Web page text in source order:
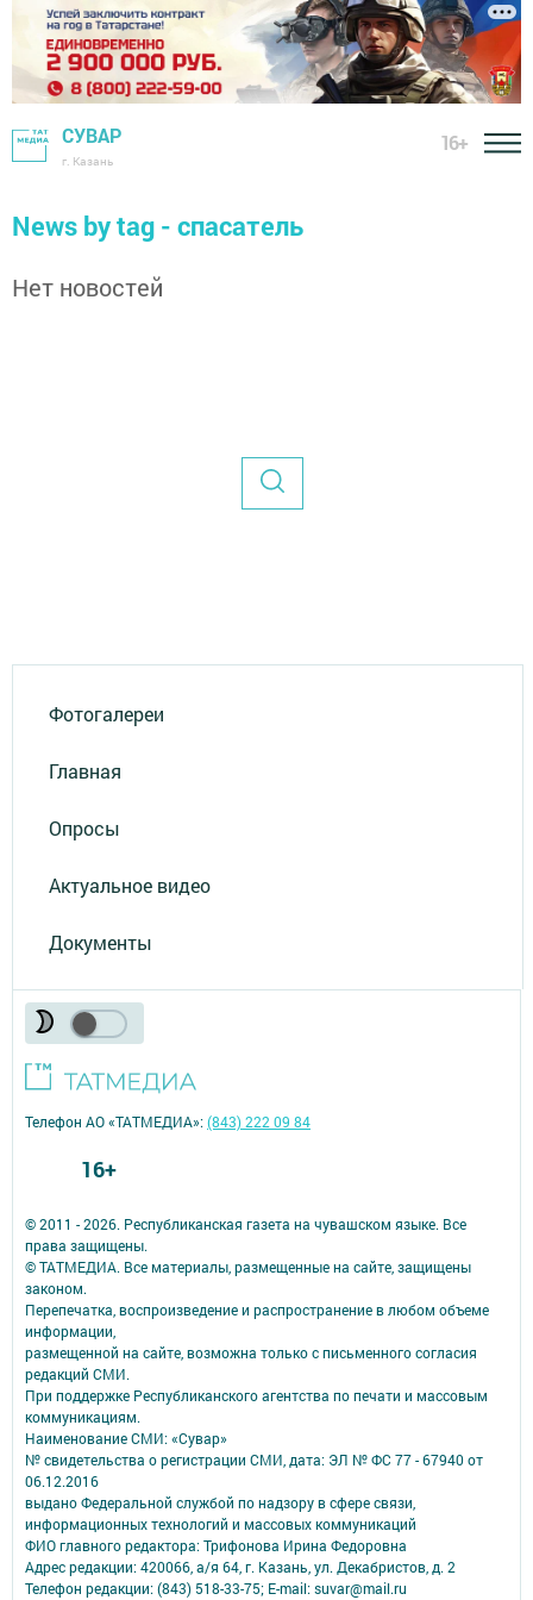
СУВАР
г. Казань
16+
News by tag - спасатель
Нет новостей
Фотогалереи
Главная
Опросы
Актуальное видео
Документы
© 2011 - 2026. Республиканская газета на чувашском языке. Все
права защищены.
© ТАТМЕДИА. Все материалы, размещенные на сайте, защищены
законом.
Перепечатка, воспроизведение и распространение в любом объеме
информации,
размещенной на сайте, возможна только с письменного согласия
редакций СМИ.
При поддержке Республиканского агентства по печати и массовым
коммуникациям.
Наименование СМИ: «Сувар»
№ свидетельства о регистрации СМИ, дата: ЭЛ № ФС 77 - 67940 от
06.12.2016
выдано Федеральной службой по надзору в сфере связи,
информационных технологий и массовых коммуникаций
ФИО главного редактора: Трифонова Ирина Федоровна
Адрес редакции: 420066, а/я 64, г. Казань, ул. Декабристов, д. 2
Телефон редакции: (843) 518-33-75; E-mail: suvar@mail.ru
Телефон АО «ТАТМЕДИА»:(843) 222 09 84
16+